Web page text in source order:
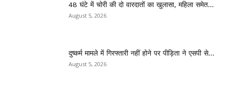
48 घंटे में चोरी की दो वारदातों का खुलासा, महिला समेत...
August 5, 2026
दुष्कर्म मामले में गिरफ्तारी नहीं होने पर पीड़िता ने एसपी से...
August 5, 2026